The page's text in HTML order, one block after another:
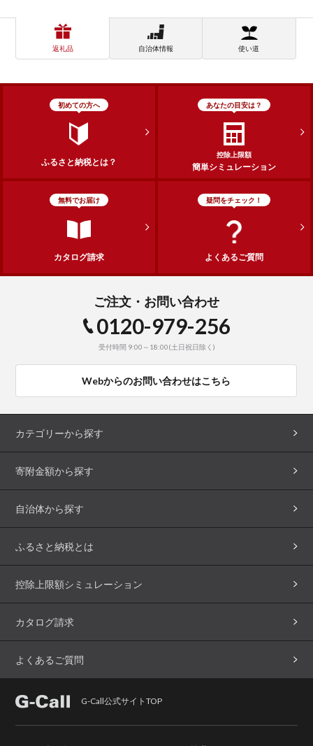
返礼品 自治体情報 使い道
初めての方へ
ふるさと納税とは？
あなたの目安は？
控除上限額
簡単シミュレーション
無料でお届け
カタログ請求
疑問をチェック！
よくあるご質問
ご注文・お問い合わせ
0120-979-256
受付時間 9:00～18:00(土日祝日除く)
Webからのお問い合わせはこちら
カテゴリーから探す
寄附金額から探す
自治体から探す
ふるさと納税とは
控除上限額シミュレーション
カタログ請求
よくあるご質問
G-Call公式サイトTOP